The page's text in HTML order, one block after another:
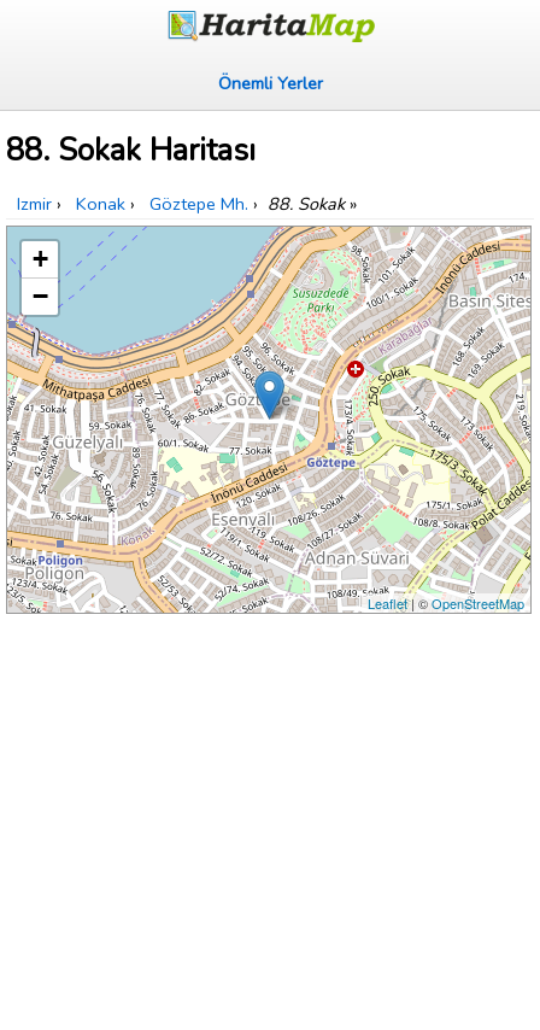
Önemli Yerler
88. Sokak Haritası
Izmir › Konak › Göztepe Mh. › 88. Sokak»
+
−
Leaflet| ©OpenStreetMap